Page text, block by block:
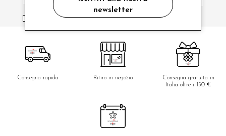
ho letto ed accettato le condizioni sulla privacy.
Consegna rapida Ritiro in negozio
Consegna gratuita in
Italia oltre i 150 €
newsletter